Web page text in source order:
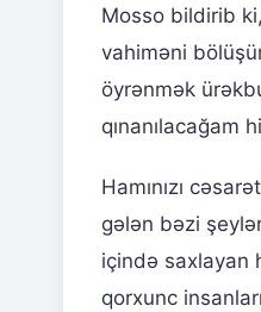
Mosso bildirib
vahiməni
öyrənmək
qınanılacağam
Hamınızı
gələn bəzi
içində saxlayan
qorxunc insanları